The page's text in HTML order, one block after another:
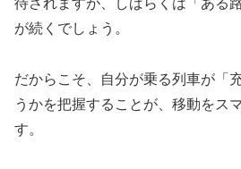
待されますが、しばらくは「ある
が続くでしょう。
だからこそ、自分が乗る列車が「
うかを把握することが、移動をス
す。